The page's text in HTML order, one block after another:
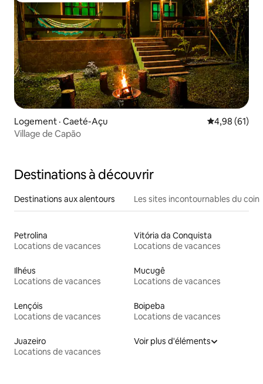
Logement · Caeté-Açu Note
4,98 (61)
Village de Capão
Destinations à découvrir
Destinations aux alentours Les sites incontournables du coin
Petrolina
Locations de vacances
Vitória da Conquista
Locations de vacances
Ilhéus
Locations de vacances
Mucugê
Locations de vacances
Lençóis
Locations de vacances
Boipeba
Locations de vacances
Juazeiro
Locations de vacances
Voir plus d'éléments